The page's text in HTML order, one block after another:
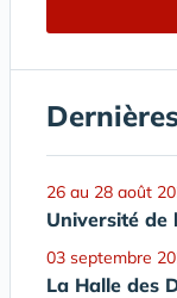
26 au 28 août
Université de
03 septembre
La Halle des